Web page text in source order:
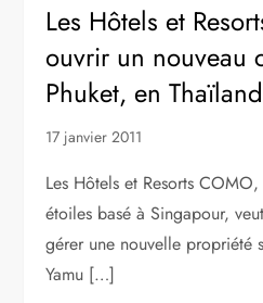
Les Hôtels et
ouvrir un nouveau
Phuket, en
17 janvier 2011
Les Hôtels et Resorts
étoiles basé à Singapour,
gérer une nouvelle propriété
Yamu […]